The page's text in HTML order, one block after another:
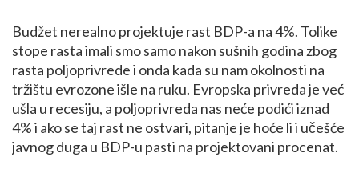
Budžet nerealno projektuje rast BDP-a na 4%. Tolike
stope rasta imali smo samo nakon sušnih godina zbog
rasta poljoprivrede i onda kada su nam okolnosti na
tržištu evrozone išle na ruku. Evropska privreda je već
ušla u recesiju, a poljoprivreda nas neće podići iznad
4% i ako se taj rast ne ostvari, pitanje je hoće li i učešće
javnog duga u BDP-u pasti na projektovani procenat.